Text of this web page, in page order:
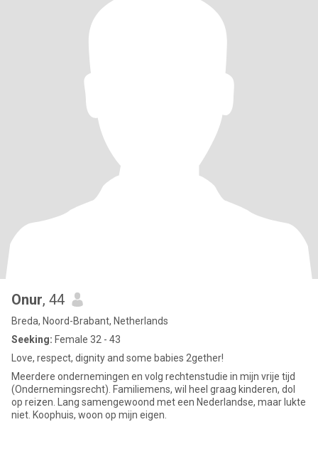
Onur, 44
Breda, Noord-Brabant, Netherlands
Seeking: Female 32 - 43
Love, respect, dignity and some babies 2gether!
Meerdere ondernemingen en volg rechtenstudie in mijn vrije tijd
(Ondernemingsrecht). Familiemens, wil heel graag kinderen, dol
op reizen. Lang samengewoond met een Nederlandse, maar lukte
niet. Koophuis, woon op mijn eigen.